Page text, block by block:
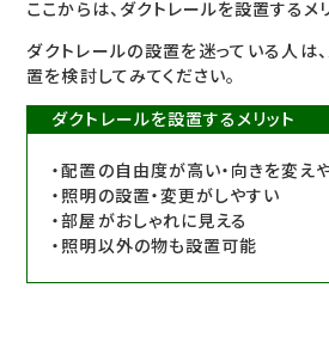
ここからは、ダクトレールを設置するメ
ダクトレールの設置を迷っている人は
置を検討してみてください。
ダクトレールを設置するメリット
・配置の自由度が高い・向きを変え
・照明の設置・変更がしやすい
・部屋がおしゃれに見える
・照明以外の物も設置可能